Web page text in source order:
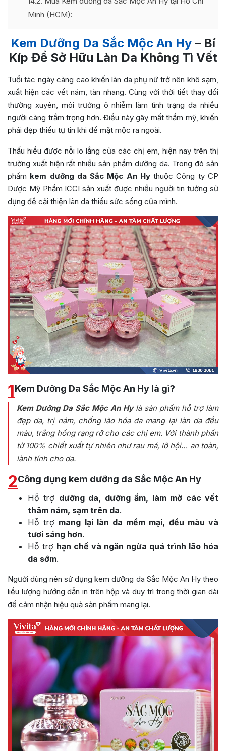
Minh (HCM):
Kem Dưỡng Da Sắc Mộc An Hy – Bí
Kíp Để Sở Hữu Làn Da Không Tì Vết
Tuổi tác ngày càng cao khiến làn da phụ nữ trở nên khô sạm,
xuất hiện các vết nám, tàn nhang. Cùng với thời tiết thay đổi
thường xuyên, môi trường ô nhiễm làm tình trạng da nhiều
người càng trầm trọng hơn. Điều này gây mất thẩm mỹ, khiến
phái đẹp thiếu tự tin khi để mặt mộc ra ngoài.
Thấu hiểu được nỗi lo lắng của các chị em, hiện nay trên thị
trường xuất hiện rất nhiều sản phẩm dưỡng da. Trong đó sản
phẩm kem dưỡng da Sắc Mộc An Hythuộc Công ty CP
Dược Mỹ Phẩm ICCI sản xuất được nhiều người tin tưởng sử
dụng để cải thiện làn da thiếu sức sống của mình.
1Kem Dưỡng Da Sắc Mộc An Hy là gì?
Kem Dưỡng Da Sắc Mộc An Hylà sản phẩm hỗ trợ làm
đẹp da, trị nám, chống lão hóa da mang lại làn da đều
màu, trắng hồng rạng rỡ cho các chị em. Với thành phần
từ 100% chiết xuất tự nhiên như rau má, lô hội… an toàn,
lành tính cho da.
2Công dụng kem dưỡng da Sắc Mộc An Hy
Hỗ trợ dưỡng da, dưỡng ẩm, làm mờ các vết
thâm nám, sạm trên da.
Hỗ trợ mang lại làn da mềm mại, đều màu và
tươi sáng hơn.
Hỗ trợ hạn chế và ngăn ngừa quá trình lão hóa
da sớm.
Người dùng nên sử dụng kem dưỡng da Sắc Mộc An Hy theo
liều lượng hướng dẫn in trên hộp và duy trì trong thời gian dài
để cảm nhận hiệu quả sản phẩm mang lại.